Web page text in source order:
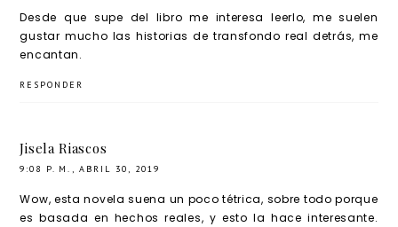
ilsutrad
o por
Desde que supe del libro me interesa leerlo, me suelen
gustar mucho las historias de transfondo real detrás, me
encantan.
RESPONDER
Jisela Riascos
9:08 P. M., ABRIL 30, 2019
Wow, esta novela suena un poco tétrica, sobre todo porque
es basada en hechos reales, y esto la hace interesante.